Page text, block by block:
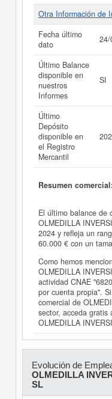
Otra Información de
Fecha último
dato
24/
Último Balance
disponible en
nuestros
Informes
SI
Último
Depósito
disponible en
el Registro
Mercantil
Resumen comercial:
El último balance de
OLMEDILLA
2024 y refleja un
60.000 € con un
Como hemos
OLMEDILLA
actividad CNAE
por cuenta propia".
comercial de
sector, acceda gratis
OLMEDILLA
Evolución de
OLMEDILLA
SL